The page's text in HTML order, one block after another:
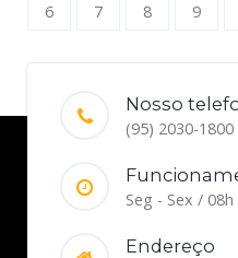
6
7 8 9
Nosso
(95) 2030-1800
Seg - Sex /
Endereço